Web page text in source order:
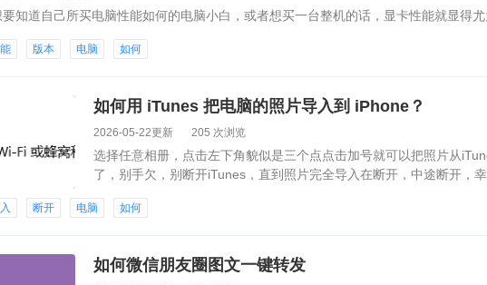
知道自己所买电脑性能如何的电脑小白，或者想买一台整机的话，显卡性能就显得尤
版本 电脑 如何
如何用 iTunes 把电脑的照片导入到 iPhone？
2026-05-22更新 205 次浏览
选择任意相册，点击左下角貌似是三个点点击加号就可以把照片从
了，别手欠，别断开iTunes，直到照片完全导入在断开，中途断开，
断开 电脑 如何
如何微信朋友圈图文一键转发